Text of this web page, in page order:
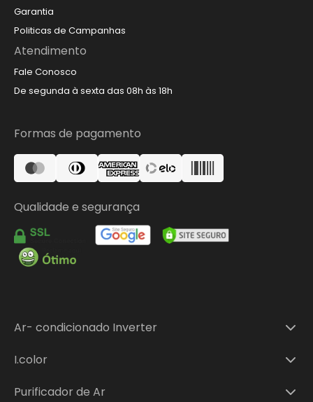
Garantia
Politicas de Campanhas
Atendimento
Fale Conosco
De segunda à sexta das 08h às 18h
Formas de pagamento
Qualidade e segurança
Ar- condicionado Inverter
Ar-condicionado Split Inverter 9.000 BTUs
Ar-condicionado Split Inverter 18.000 BTUs
I.color
I.Color 9.000 BTUs
Purificador de Ar